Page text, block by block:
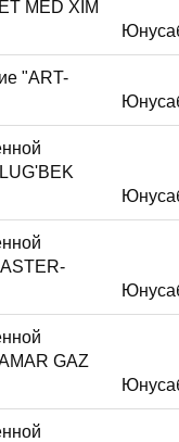
MED XIM
"ART-
GAZ